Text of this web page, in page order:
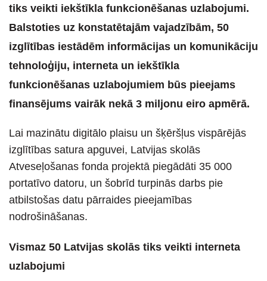
tiks veikti iekštīkla funkcionēšanas uzlabojumi.
Balstoties uz konstatētajām vajadzībām, 50
izglītības iestādēm informācijas un komunikāciju
tehnoloģiju, interneta un iekštīkla
funkcionēšanas uzlabojumiem būs pieejams
finansējums vairāk nekā 3 miljonu eiro apmērā.
Lai mazinātu digitālo plaisu un šķēršļus vispārējās
izglītības satura apguvei, Latvijas skolās
Atveseļošanas fonda projektā piegādāti 35 000
portatīvo datoru, un šobrīd turpinās darbs pie
atbilstošas datu pārraides pieejamības
nodrošināšanas.
Vismaz 50 Latvijas skolās tiks veikti interneta
uzlabojumi